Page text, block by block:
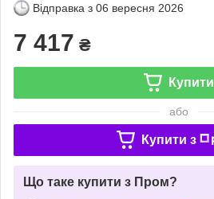
Відправка з 06 вересня 2026
7 417 ₴
Купити
або
Купити з
Що таке купити з Пром?